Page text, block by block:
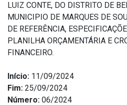
LUIZ CONTE, DO DISTRITO DE
MUNICIPIO DE MARQUES DE
DE REFERÊNCIA,
PLANILHA ORÇAMENTÁRIA E
FINANCEIRO.
Início: 11/09/2024
Fim: 25/09/2024
Número: 06/2024